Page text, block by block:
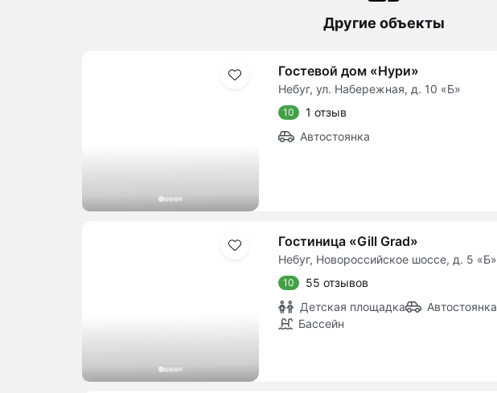
Другие объекты
Гостевой дом «Нури»
Небуг, ул. Набережная, д. 10 «Б»
10
1 отзыв
Автостоянка
Гостиница «Gill Grad»
Небуг, Новороссийское шоссе, д. 5 «Б»
10
55 отзывов
Детская площадка
Автостоянка
Бассейн